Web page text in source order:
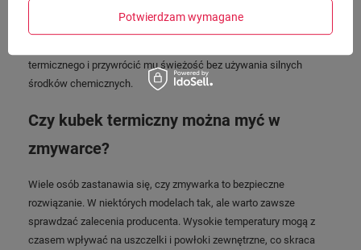
termicznego i przywrócić mu świeżość bez używania silnych
środków chemicznych.
Czy kubek termiczny można myć w
zmywarce?
Wiele osób zastanawia się, czy zmywarka to bezpieczne
rozwiązanie. W niektórych modelach tak, ale warto zawsze
sprawdzać zalecenia producenta. Wysokie temperatury mogą z
czasem wpływać na uszczelki i powłoki zewnętrzne, co skraca
Potwierdzam wymagane